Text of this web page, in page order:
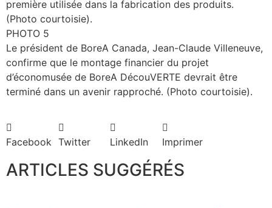
première utilisée dans la fabrication des produits.
(Photo courtoisie).
PHOTO 5
Le président de BoreA Canada, Jean-Claude Villeneuve,
confirme que le montage financier du projet
d’économusée de BoreA DécouVERTE devrait être
terminé dans un avenir rapproché. (Photo courtoisie).
Facebook Twitter LinkedIn Imprimer
ARTICLES SUGGÉRÉS